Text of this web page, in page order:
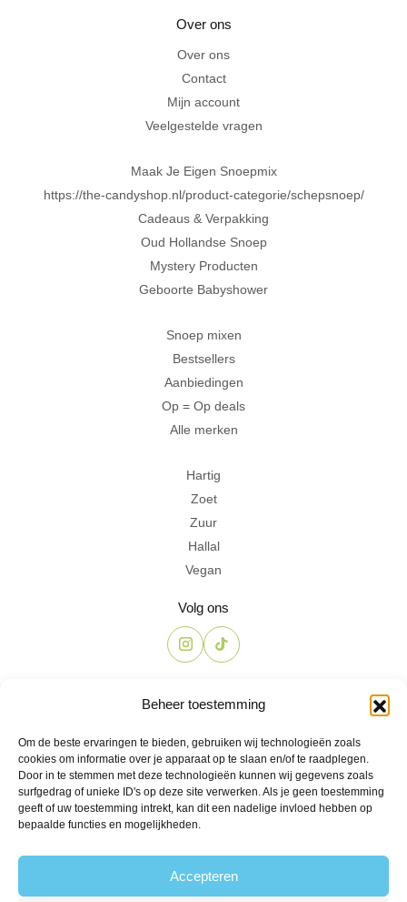
Beheer toestemming
Om de beste ervaringen te bieden, gebruiken wij technologieën zoals
cookies om informatie over je apparaat op te slaan en/of te raadplegen.
Door in te stemmen met deze technologieën kunnen wij gegevens zoals
surfgedrag of unieke ID's op deze site verwerken. Als je geen toestemming
geeft of uw toestemming intrekt, kan dit een nadelige invloed hebben op
bepaalde functies en mogelijkheden.
Accepteren
Al 20 jaar in Amersfoort
Over ons
Over ons
Contact
Mijn account
Veelgestelde vragen
Maak Je Eigen Snoepmix
https://the-candyshop.nl/product-categorie/schepsnoep/
Cadeaus & Verpakking
Oud Hollandse Snoep
Mystery Producten
Geboorte Babyshower
Snoep mixen
Bestsellers
Aanbiedingen
Op = Op deals
Alle merken
Hartig
Zoet
Zuur
Hallal
Vegan
Volg ons
info@the-candyshop.nl
Langestraat 106, 3811 AK, Amersfoort